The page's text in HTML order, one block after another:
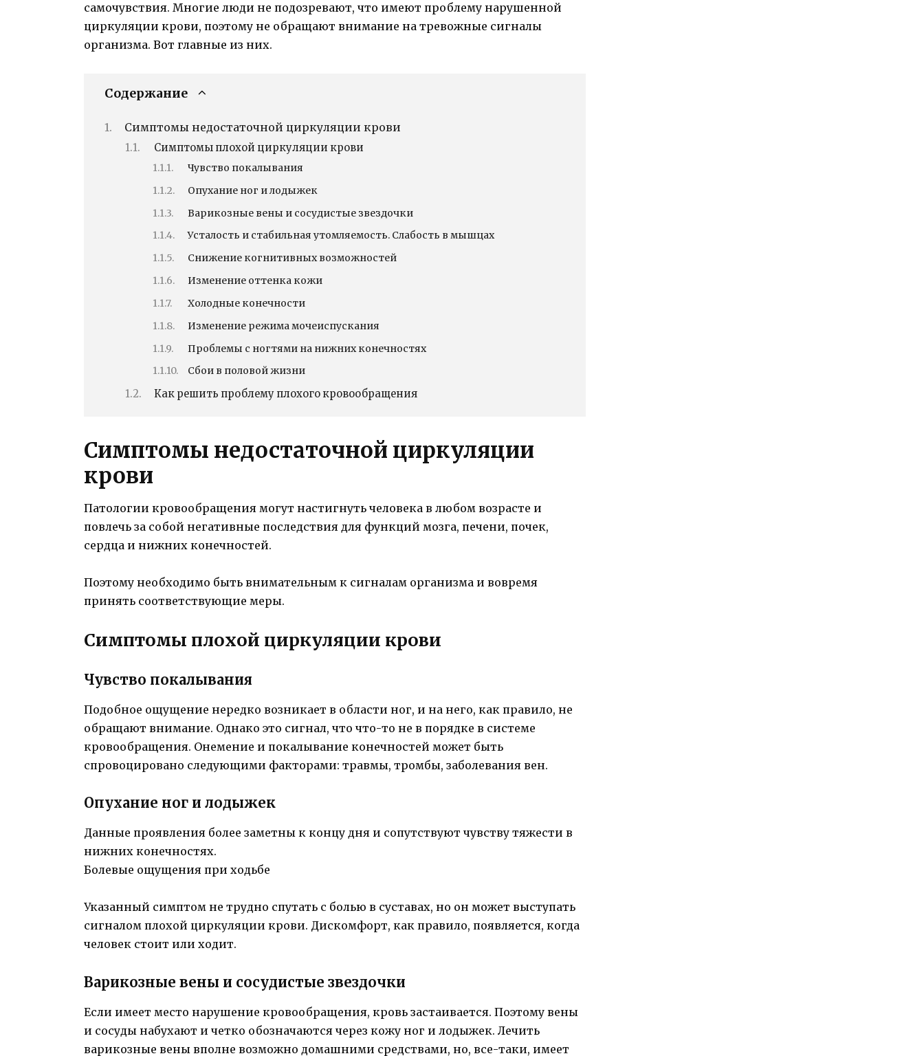
самочувствия. Многие люди не подозревают, что имеют проблему нарушенной
циркуляции крови, поэтому не обращают внимание на тревожные сигналы
организма. Вот главные из них.
Содержание
Симптомы недостаточной циркуляции крови
Симптомы плохой циркуляции крови
Чувство покалывания
Опухание ног и лодыжек
Варикозные вены и сосудистые звездочки
Усталость и стабильная утомляемость. Слабость в мышцах
Снижение когнитивных возможностей
Изменение оттенка кожи
Холодные конечности
Изменение режима мочеиспускания
Проблемы с ногтями на нижних конечностях
Сбои в половой жизни
Как решить проблему плохого кровообращения
Симптомы недостаточной циркуляции
крови
Патологии кровообращения могут настигнуть человека в любом возрасте и
повлечь за собой негативные последствия для функций мозга, печени, почек,
сердца и нижних конечностей.
Поэтому необходимо быть внимательным к сигналам организма и вовремя
принять соответствующие меры.
Симптомы плохой циркуляции крови
Чувство покалывания
Подобное ощущение нередко возникает в области ног, и на него, как правило, не
обращают внимание. Однако это сигнал, что что-то не в порядке в системе
кровообращения. Онемение и покалывание конечностей может быть
спровоцировано следующими факторами: травмы, тромбы, заболевания вен.
Опухание ног и лодыжек
Данные проявления более заметны к концу дня и сопутствуют чувству тяжести в
нижних конечностях.
Болевые ощущения при ходьбе
Указанный симптом не трудно спутать с болью в суставах, но он может выступать
сигналом плохой циркуляции крови. Дискомфорт, как правило, появляется, когда
человек стоит или ходит.
Варикозные вены и сосудистые звездочки
Если имеет место нарушение кровообращения, кровь застаивается. Поэтому вены
и сосуды набухают и четко обозначаются через кожу ног и лодыжек. Лечить
варикозные вены вполне возможно домашними средствами, но, все-таки, имеет